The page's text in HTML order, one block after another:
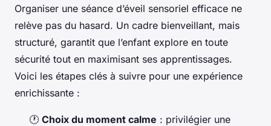
Organiser une séance d’éveil sensoriel efficace ne
relève pas du hasard. Un cadre bienveillant, mais
structuré, garantit que l’enfant explore en toute
sécurité tout en maximisant ses apprentissages.
Voici les étapes clés à suivre pour une expérience
enrichissante :
🕐 Choix du moment calme : privilégier une